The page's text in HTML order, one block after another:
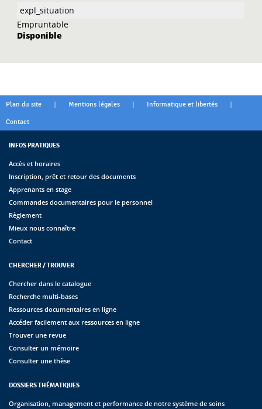
Empruntable
Disponible
Plan du site | Mentions légales | Informatique et libertés |
Contact
INFOS PRATIQUES
Accès et horaires
Inscription, prêt et retour des documents
Apprenants en stage
Commandes documentaires pour le personnel
Règlement
Mieux nous connaître
Contact
CHERCHER / TROUVER
Chercher dans le catalogue
Recherche multi-bases
Ressources documentaires en ligne
Accéder facilement aux ressources en ligne
Trouver une revue
Consulter un mémoire
Consulter une thèse
DOSSIERS THÉMATIQUES
Organisation, management et performance de notre système de soins